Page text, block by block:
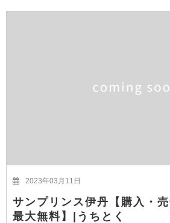
2023年03月11日
サンプリンス伊丹【購入・
最大無料】|うちとく